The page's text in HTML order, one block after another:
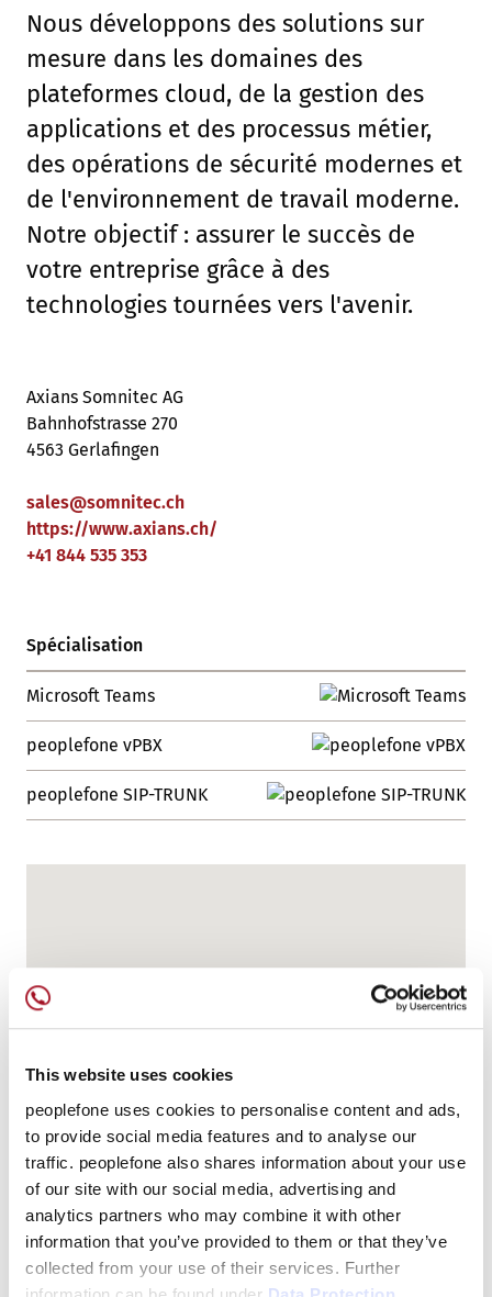
This website uses cookies
peoplefone uses cookies to personalise content and ads,
to provide social media features and to analyse our
traffic. peoplefone also shares information about your use
of our site with our social media, advertising and
analytics partners who may combine it with other
information that you’ve provided to them or that they’ve
collected from your use of their services. Further
Nous développons des solutions sur
mesure dans les domaines des
plateformes cloud, de la gestion des
applications et des processus métier,
des opérations de sécurité modernes et
de l'environnement de travail moderne.
Notre objectif : assurer le succès de
votre entreprise grâce à des
technologies tournées vers l'avenir.
Axians Somnitec AG
Bahnhofstrasse 270
4563 Gerlafingen
sales@somnitec.ch
https://www.axians.ch/
+41 844 535 353
Spécialisation
Microsoft Teams
peoplefone vPBX
peoplefone SIP-TRUNK